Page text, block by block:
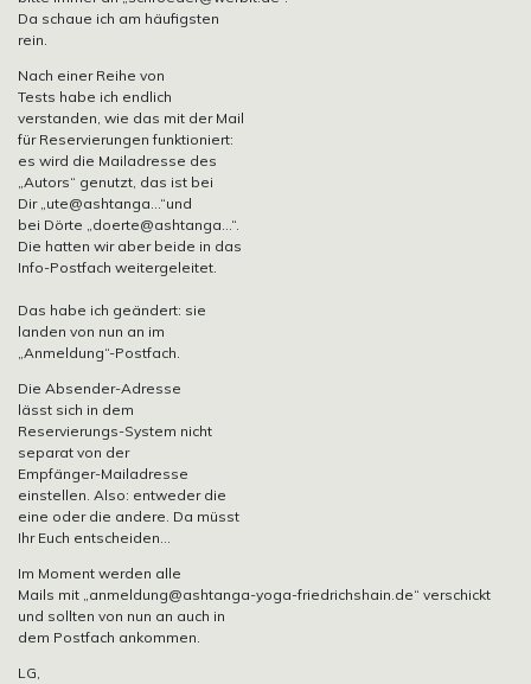
Da schaue ich am häufigsten
rein.
Nach einer Reihe von
Tests habe ich endlich
verstanden, wie das mit der Mail
für Reservierungen funktioniert:
es wird die Mailadresse des
„Autors“ genutzt, das ist bei
Dir „ute@ashtanga…“und
bei Dörte „doerte@ashtanga…“.
Die hatten wir aber beide in das
Info-Postfach weitergeleitet.
Das habe ich geändert: sie
landen von nun an im
„Anmeldung“-Postfach.
Die Absender-Adresse
lässt sich in dem
Reservierungs-System nicht
separat von der
Empfänger-Mailadresse
einstellen. Also: entweder die
eine oder die andere. Da müsst
Ihr Euch entscheiden…
Im Moment werden alle
Mails mit „anmeldung@ashtanga-yoga-friedrichshain.de“ verschickt
und sollten von nun an auch in
dem Postfach ankommen.
LG,